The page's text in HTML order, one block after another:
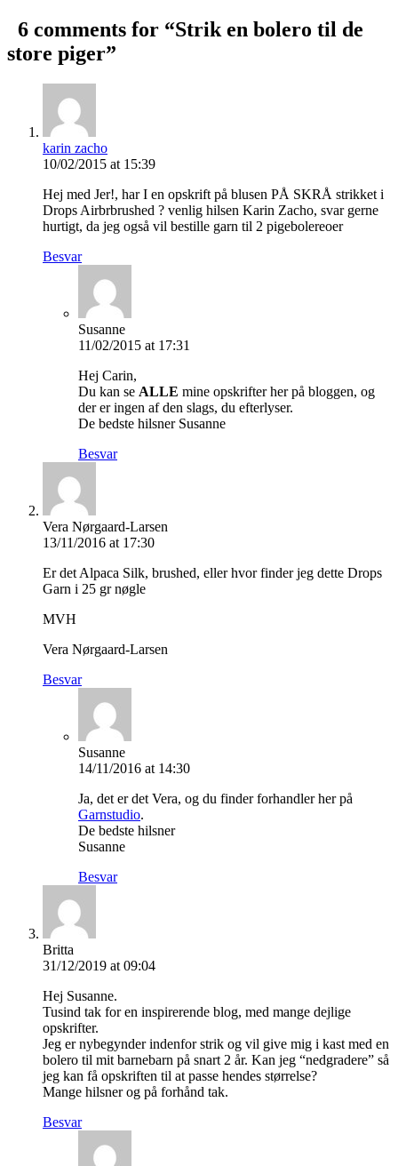
6 comments for “Strik en bolero til de
store piger”
karin zacho
10/02/2015 at 15:39
Hej med Jer!, har I en opskrift på blusen PÅ SKRÅ strikket i
Drops Airbrbrushed ? venlig hilsen Karin Zacho, svar gerne
hurtigt, da jeg også vil bestille garn til 2 pigebolereoer
Besvar
Susanne
11/02/2015 at 17:31
Hej Carin,
Du kan se ALLE mine opskrifter her på bloggen, og
der er ingen af den slags, du efterlyser.
De bedste hilsner Susanne
Besvar
Vera Nørgaard-Larsen
13/11/2016 at 17:30
Er det Alpaca Silk, brushed, eller hvor finder jeg dette Drops
Garn i 25 gr nøgle
MVH
Vera Nørgaard-Larsen
Besvar
Susanne
14/11/2016 at 14:30
Ja, det er det Vera, og du finder forhandler her på
Garnstudio.
De bedste hilsner
Susanne
Besvar
Britta
31/12/2019 at 09:04
Hej Susanne.
Tusind tak for en inspirerende blog, med mange dejlige
opskrifter.
Jeg er nybegynder indenfor strik og vil give mig i kast med en
bolero til mit barnebarn på snart 2 år. Kan jeg “nedgradere” så
jeg kan få opskriften til at passe hendes størrelse?
Mange hilsner og på forhånd tak.
Besvar